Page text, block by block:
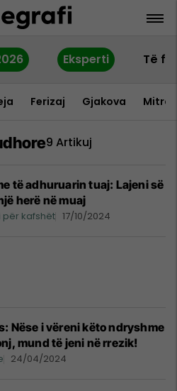
Eksperti Të
Ferizaj Gjakova
9 Artikuj
të adhuruarin tuaj: Lajeni së
herë në muaj
për kafshët 17/10/2024
Nëse i vëreni këto ndryshme
mund të jeni në rrezik!
24/04/2024